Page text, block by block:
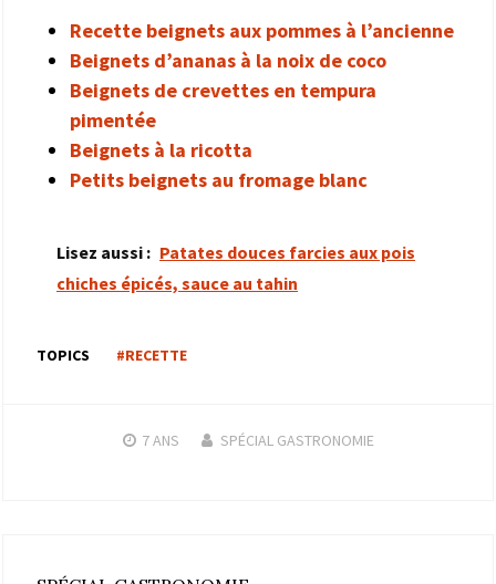
Recette beignets aux pommes à l’ancienne
Beignets d’ananas à la noix de coco
Beignets de crevettes en tempura
pimentée
Beignets à la ricotta
Petits beignets au fromage blanc
Lisez aussi : Patates douces farcies aux pois
chiches épicés, sauce au tahin
TOPICS #RECETTE
7 ANS SPÉCIAL GASTRONOMIE